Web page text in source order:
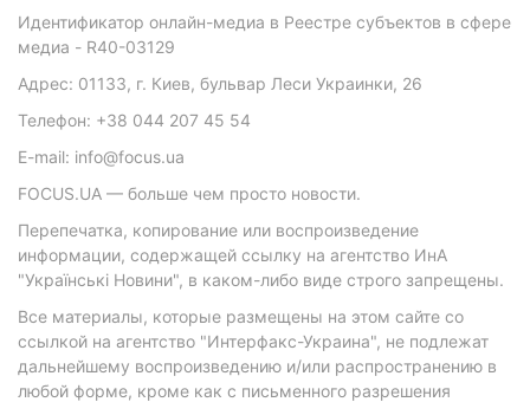
Идентификатор онлайн-медиа в Реестре субъектов в сфере
медиа - R40-03129
Адрес: 01133, г. Киев, бульвар Леси Украинки, 26
Телефон: +38 044 207 45 54
E-mail: info@focus.ua
FOCUS.UA — больше чем просто новости.
Перепечатка, копирование или воспроизведение
информации, содержащей ссылку на агентство ИнА
"Українські Новини", в каком-либо виде строго запрещены.
Все материалы, которые размещены на этом сайте со
ссылкой на агентство "Интерфакс-Украина", не подлежат
дальнейшему воспроизведению и/или распространению в
любой форме, кроме как с письменного разрешения